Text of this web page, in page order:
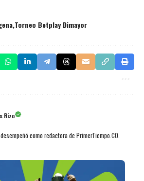
Torneo Betplay Dimayor
Rizo
como redactora de PrimerTiempo.CO.